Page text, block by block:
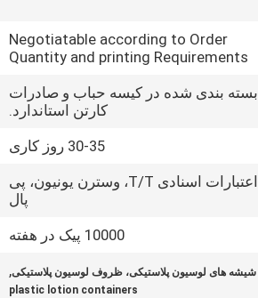
Negotiatable according to Order
Quantity and printing Requirements
بسته بندی شده در کیسه حباب و صادرات
کارتن استاندارد.
30-35 روز کاری
اعتبارات اسنادی T/T، وسترن یونیون، پی
پال
10000 پیک در هفته
شیشه های لوسیون پلاستیکی، ظروف لوسیون پلاستیکی,
plastic lotion containers